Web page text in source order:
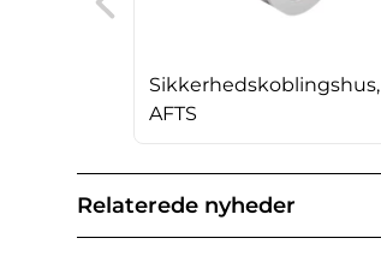
Sikkerhedskoblingshus,
AFTS
Relaterede nyheder